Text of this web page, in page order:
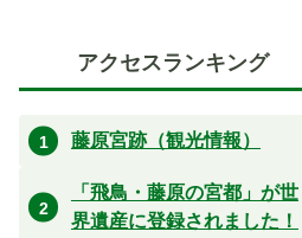
アクセスランキング
藤原宮跡（観光情報）
「飛鳥・藤原の宮都」が世
界遺産に登録されました！